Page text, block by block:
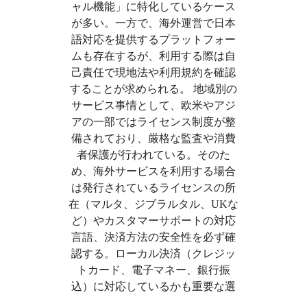
ャル機能」に特化しているケース
が多い。一方で、海外運営で日本
語対応を提供するプラットフォー
ムも存在するが、利用する際は自
己責任で現地法や利用規約を確認
することが求められる。 地域別の
サービス事情として、欧米やアジ
アの一部ではライセンス制度が整
備されており、厳格な監査や消費
者保護が行われている。そのた
め、海外サービスを利用する場合
は発行されているライセンスの所
在（マルタ、ジブラルタル、UKな
ど）やカスタマーサポートの対応
言語、決済方法の安全性を必ず確
認する。ローカル決済（クレジッ
トカード、電子マネー、銀行振
込）に対応しているかも重要な選